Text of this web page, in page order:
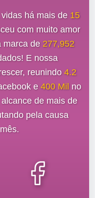
há mais de 15
com muito amor
marca de 277,952
E nossa
reunindo 4.2
e 400 Mil no
de mais de
pela causa